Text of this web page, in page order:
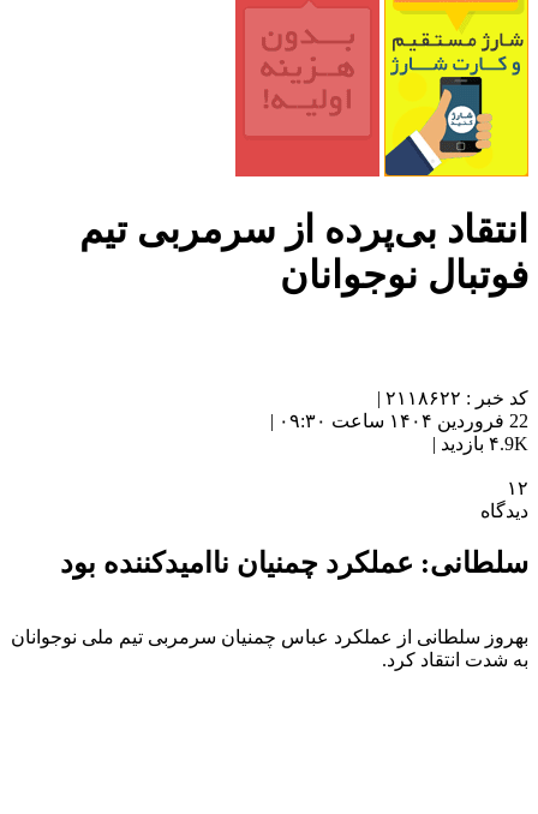
انتقاد بی‌پرده از سرمربی تیم
فوتبال نوجوانان
کد خبر : ۲۱۱۸۶۲۲ |
22 فروردین ۱۴۰۴ ساعت ۰۹:۳۰ |
۴.9K بازدید |
۱۲
دیدگاه
سلطانی: عملکرد چمنیان ناامیدکننده بود
بهروز سلطانی از عملکرد عباس چمنیان سرمربی تیم ملی نوجوانان
به شدت انتقاد کرد.